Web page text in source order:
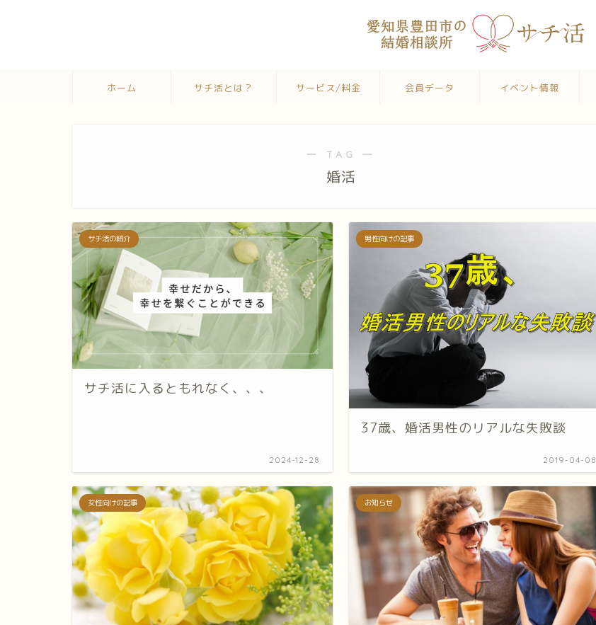
ホーム サチ活とは？ サービス/料金 会員データ イベント情報
― TAG ―
婚活
サチ活の紹介
サチ活に入るともれなく、、、
2024-12-28
男性向けの記事
37歳、婚活男性のリアルな失敗談
2019-04-08
女性向けの記事 お知らせ